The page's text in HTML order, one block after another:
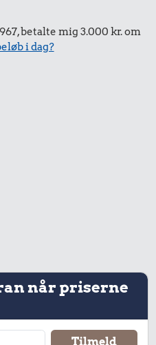
kr.
320 kr.
betalte mig 3.000 kr. om
i dag?
når priserne